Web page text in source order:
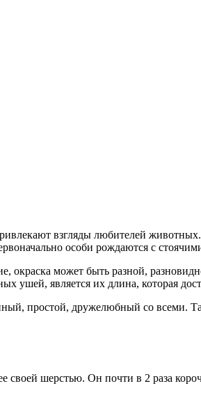
взгляды любителей
особи рождаются с
может быть разной,
является их длина, которая
простой, дружелюбный со всеми.
шерстью. Он почти в 2 раза